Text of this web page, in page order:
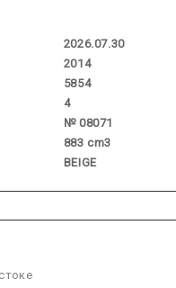
2026.07.30
2014
5854
4
№ 08071
883 cm3
BEIGE